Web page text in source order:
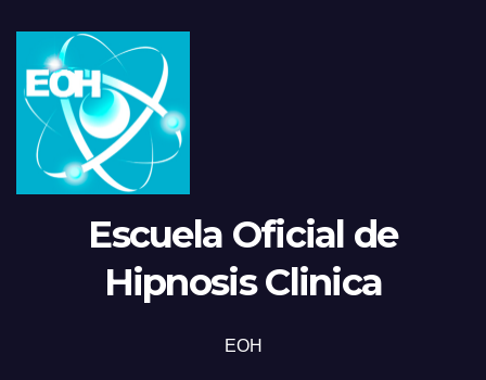
Escuela Oficial de
Hipnosis Clinica
EOH